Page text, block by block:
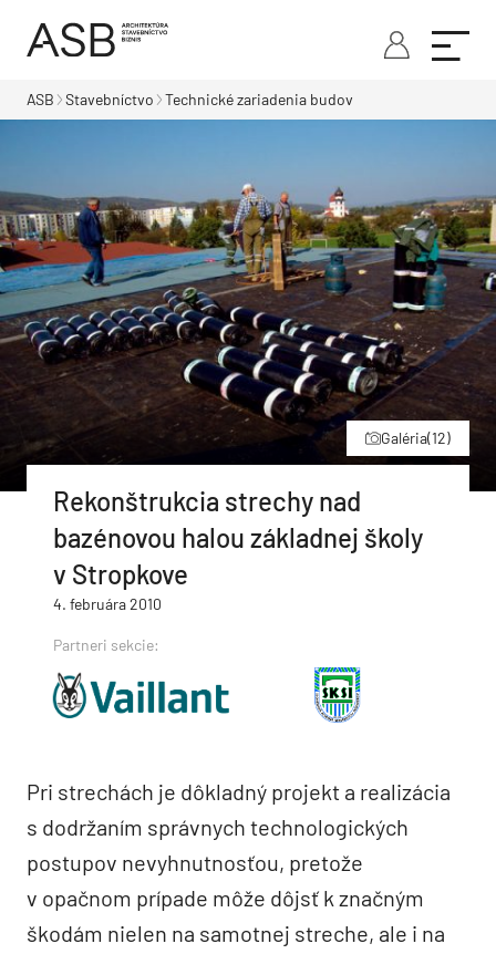
ASB Stavebníctvo Technické zariadenia budov
Galéria(12)
Rekonštrukcia strechy nad
bazénovou halou základnej školy
v Stropkove
4. februára 2010
Partneri sekcie:
Pri strechách je dôkladný projekt a realizácia
s dodržaním správnych technologických
postupov nevyhnutnosťou, pretože
v opačnom prípade môže dôjsť k značným
škodám nielen na samotnej streche, ale i na